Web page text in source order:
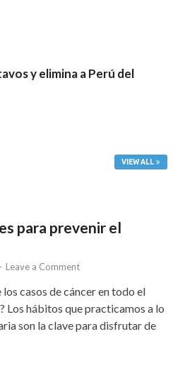
y elimina a Perú del
VIEW ALL
para prevenir el
- Leave a Comment
los casos de cáncer en todo el
Los hábitos que practicamos a lo
son la clave para disfrutar de